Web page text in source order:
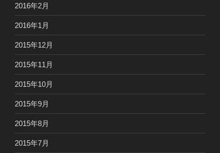
2016年2月
2016年1月
2015年12月
2015年11月
2015年10月
2015年9月
2015年8月
2015年7月